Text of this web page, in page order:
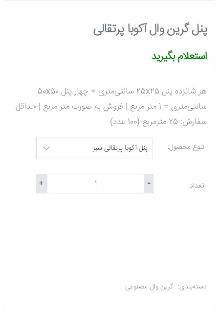
پنل گرین وال آکوبا پرتقالی
استعلام بگیرید
هر شانزده پنل 25x25 سانتی‌متری = چهار پنل 50x50
سانتی‌متری = 1 متر مربع | فروش به صورت متر مربع | حداقل
سفارش: 25 مترمربع (100 عدد)
تنوع محصول:
تعداد: -
+
دسته‌بندی: گرین وال مصنوعی